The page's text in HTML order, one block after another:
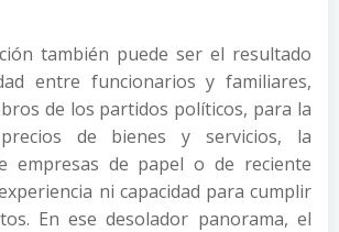
también puede ser el resultado
entre funcionarios y familiares,
de los partidos políticos, para la
de bienes y servicios, la
empresas de papel o de reciente
ni capacidad para cumplir
En ese desolador panorama, el